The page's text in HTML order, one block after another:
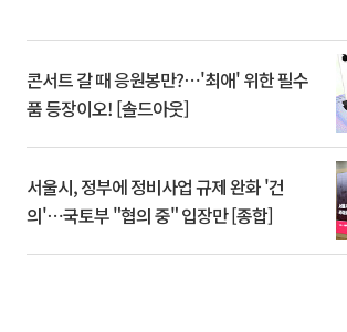
콘서트 갈 때 응원봉만?⋯'최애' 위한 필수
품 등장이오! [솔드아웃]
서울시, 정부에 정비사업 규제 완화 '건
의'⋯국토부 "협의 중" 입장만 [종합]